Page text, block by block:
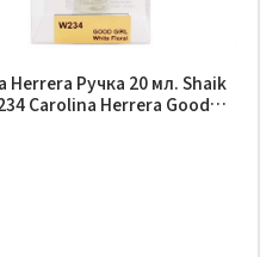
Herrera Ручка 20 мл. Shaik
Carolina Herrera Good